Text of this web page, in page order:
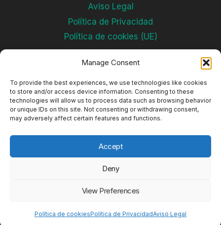
Manage Consent
To provide the best experiences, we use technologies like cookies
to store and/or access device information. Consenting to these
technologies will allow us to process data such as browsing behavior
or unique IDs on this site. Not consenting or withdrawing consent,
may adversely affect certain features and functions.
Accept
Deny
View Preferences
Política de cookiesPolítica de PrivacidadAviso Legal
Aviso Legal
Política de Privacidad
Política de cookies (UE)
Subscríbete